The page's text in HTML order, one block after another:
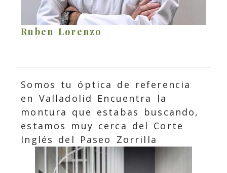
Ruben Lorenzo
Somos tu óptica de referencia
en Valladolid
Encuentra la
montura que estabas buscando,
estamos muy cerca del Corte
Inglés del Paseo Zorrilla
Anterior